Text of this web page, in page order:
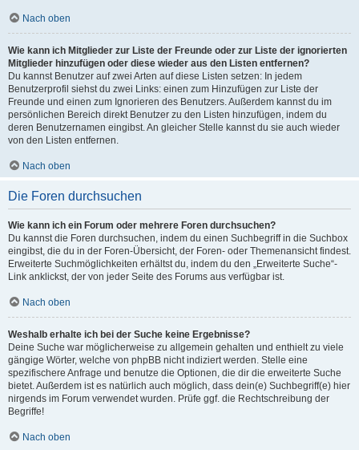
Nach oben
Wie kann ich Mitglieder zur Liste der Freunde oder zur Liste der ignorierten
Mitglieder hinzufügen oder diese wieder aus den Listen entfernen?
Du kannst Benutzer auf zwei Arten auf diese Listen setzen: In jedem
Benutzerprofil siehst du zwei Links: einen zum Hinzufügen zur Liste der
Freunde und einen zum Ignorieren des Benutzers. Außerdem kannst du im
persönlichen Bereich direkt Benutzer zu den Listen hinzufügen, indem du
deren Benutzernamen eingibst. An gleicher Stelle kannst du sie auch wieder
von den Listen entfernen.
Nach oben
Die Foren durchsuchen
Wie kann ich ein Forum oder mehrere Foren durchsuchen?
Du kannst die Foren durchsuchen, indem du einen Suchbegriff in die Suchbox
eingibst, die du in der Foren-Übersicht, der Foren- oder Themenansicht findest.
Erweiterte Suchmöglichkeiten erhältst du, indem du den „Erweiterte Suche“-
Link anklickst, der von jeder Seite des Forums aus verfügbar ist.
Nach oben
Weshalb erhalte ich bei der Suche keine Ergebnisse?
Deine Suche war möglicherweise zu allgemein gehalten und enthielt zu viele
gängige Wörter, welche von phpBB nicht indiziert werden. Stelle eine
spezifischere Anfrage und benutze die Optionen, die dir die erweiterte Suche
bietet. Außerdem ist es natürlich auch möglich, dass dein(e) Suchbegriff(e) hier
nirgends im Forum verwendet wurden. Prüfe ggf. die Rechtschreibung der
Begriffe!
Nach oben